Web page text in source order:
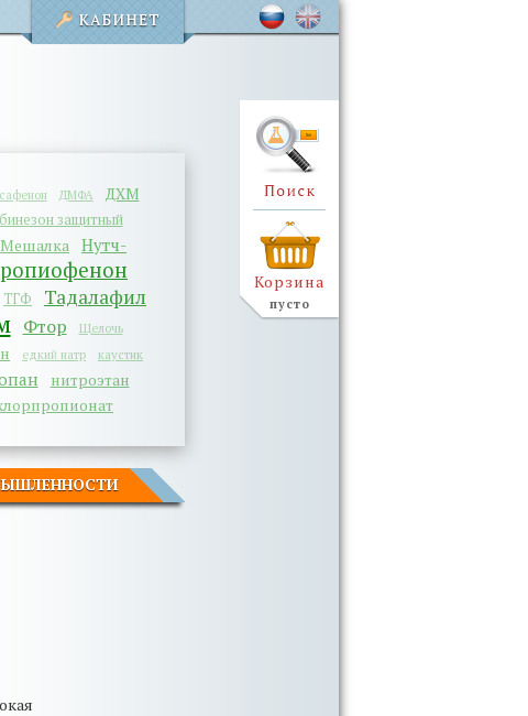
Корзина
пусто
ДМФА
ДХМ
защитный
Мешалка
Нутч-
ТГФ Тадалафил
Фтор Щелочь
едкий натр каустик
нитроэтан